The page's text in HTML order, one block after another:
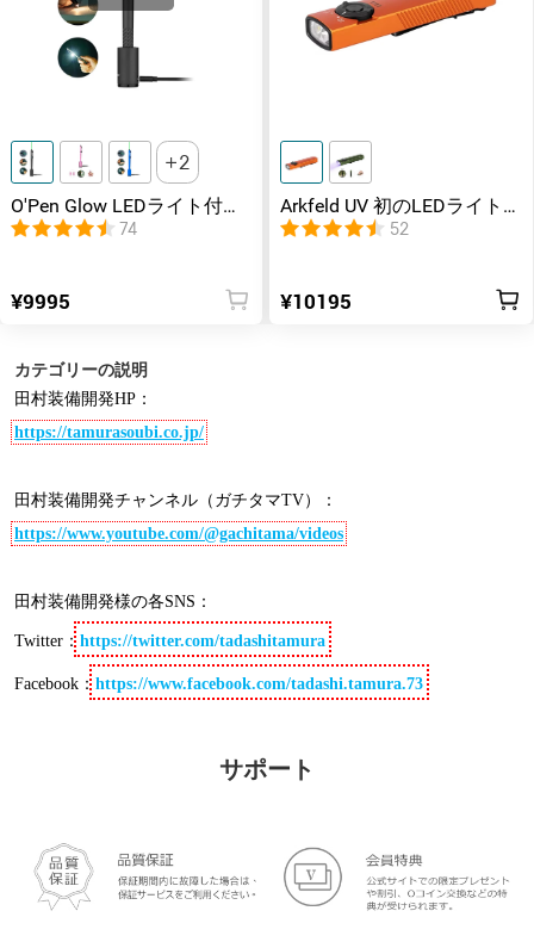
2
O'Pen Glow LEDライト付き
ペン 多機能ペンライト
74
¥9995
Arkfeld UV 初のLEDライト
+UVライト ブラックライト
52
¥10195
カテゴリーの説明
田村装備開発HP：
https://tamurasoubi.co.jp/
田村装備開発チャンネル（ガチタマTV）：
https://www.youtube.com/@gachitama/videos
田村装備開発様の各SNS：
Twitter ： https://twitter.com/tadashitamura
Facebook： https://www.facebook.com/tadashi.tamura.73
サポート